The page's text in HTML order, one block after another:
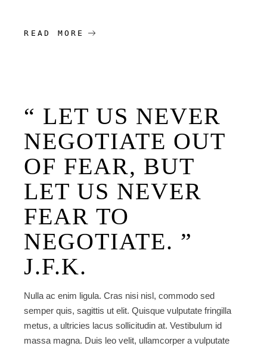
READ MORE
“ LET US NEVER
NEGOTIATE OUT
OF FEAR, BUT
LET US NEVER
FEAR TO
NEGOTIATE. ”
J.F.K.
Nulla ac enim ligula. Cras nisi nisl, commodo sed
semper quis, sagittis ut elit. Quisque vulputate fringilla
metus, a ultricies lacus sollicitudin at. Vestibulum id
massa magna. Duis leo velit, ullamcorper a vulputate